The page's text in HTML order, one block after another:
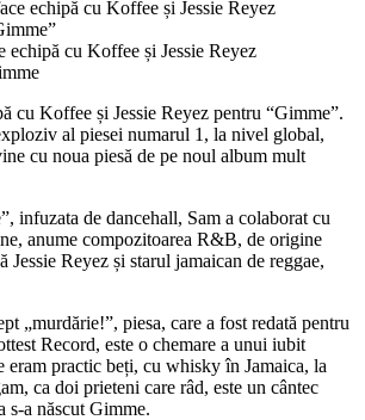
echipă cu Koffee și Jessie Reyez
cu Koffee și Jessie Reyez pentru “Gimme”.
al piesei numarul 1, la nivel global,
cu noua piesă de pe noul album mult
infuzata de dancehall, Sam a colaborat cu
anume compozitoarea R&B, de origine
Jessie Reyez și starul jamaican de reggae,
„murdărie!”, piesa, care a fost redată pentru
Record, este o chemare a unui iubit
eram practic beți, cu whisky în Jamaica, la
ca doi prieteni care râd, este un cântec
s-a născut Gimme.